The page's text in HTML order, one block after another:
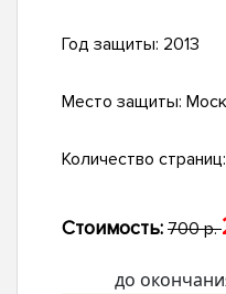
Год защиты: 2013
Место защиты:
Количество страниц:
Стоимость: 700 р.
до